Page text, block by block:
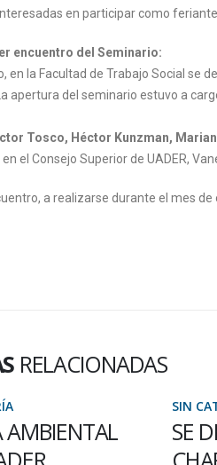
interesadas en participar como
encuentro del Seminario:
en la Facultad de Trabajo Social se
apertura del seminario estuvo a
Tosco, Héctor Kunzman,
el Consejo Superior de UADER,
a realizarse durante el mes
RELACIONADAS
UNA
SIN